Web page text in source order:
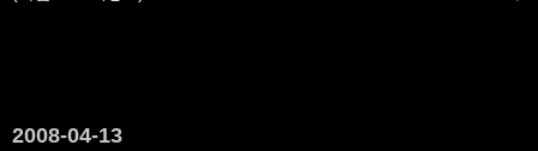
2008-04-13